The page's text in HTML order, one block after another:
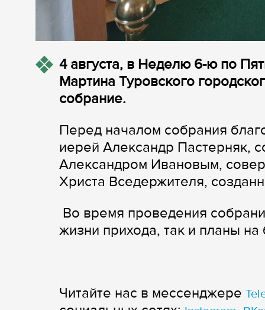
4 августа, в Неделю 6-ю по
Мартина Туровского
собрание.
Перед началом собрания
иерей Александр Пастерняк,
Александром Ивановым,
Христа Вседержителя,
Во время проведения
жизни прихода, так и планы
Читайте нас в мессенджере